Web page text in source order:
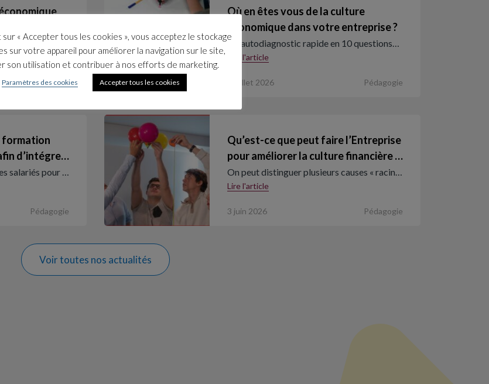
la cultur…
Pédagogie
Où en êtes vous de la culture
économique dans votre entreprise ?
Un autodiagnostic rapide en 10 questions…
Lire l'article
1 juillet 2026 Pédagogie
formation
d’intégre…
salariés pour …
Pédagogie
Qu’est-ce que peut faire l’Entreprise
pour améliorer la culture financière …
On peut distinguer plusieurs causes « racin…
Lire l'article
3 juin 2026 Pédagogie
Voir toutes nos actualités
sur « Accepter tous les cookies », vous acceptez le stockage
sur votre appareil pour améliorer la navigation sur le site,
son utilisation et contribuer à nos efforts de marketing.
Paramètres des cookies Accepter tous les cookies